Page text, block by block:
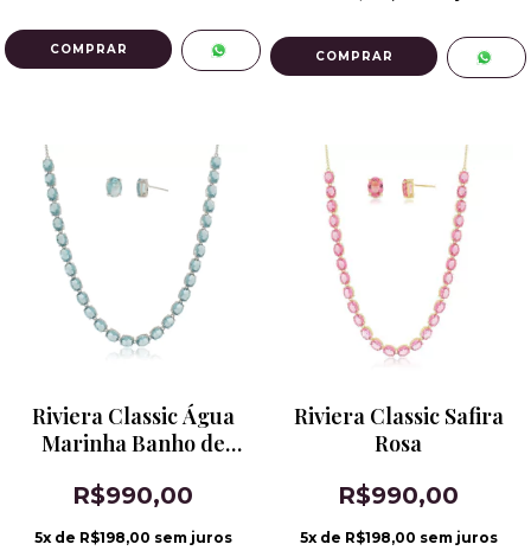
Riviera Classic Água
Marinha Banho de
R$990,00
5x de R$198,00 sem juros
Riviera Classic Safira
Rosa
R$990,00
5x de R$198,00 sem juros